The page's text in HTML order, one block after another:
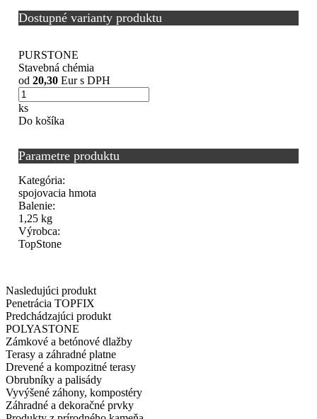
Dostupné varianty produktu
PURSTONE
Stavebná chémia
od 20,30 Eur s DPH
ks
Do košíka
Parametre produktu
Kategória:
spojovacia hmota
Balenie:
1,25 kg
Výrobca:
TopStone
Nasledujúci produkt
Penetrácia TOPFIX
Predchádzajúci produkt
POLYASTONE
Zámkové a betónové dlažby
Terasy a záhradné platne
Drevené a kompozitné terasy
Obrubníky a palisády
Vyvýšené záhony, kompostéry
Záhradné a dekoračné prvky